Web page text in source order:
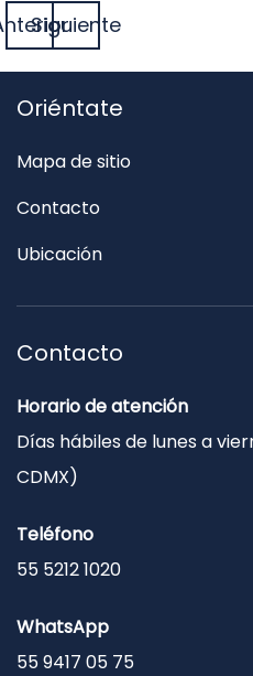
Siguiente
Oriéntate
Mapa de sitio
Contacto
Ubicación
Contacto
Horario de atención
Días hábiles de lunes a
CDMX)
Teléfono
55 5212 1020
WhatsApp
55 9417 05 75